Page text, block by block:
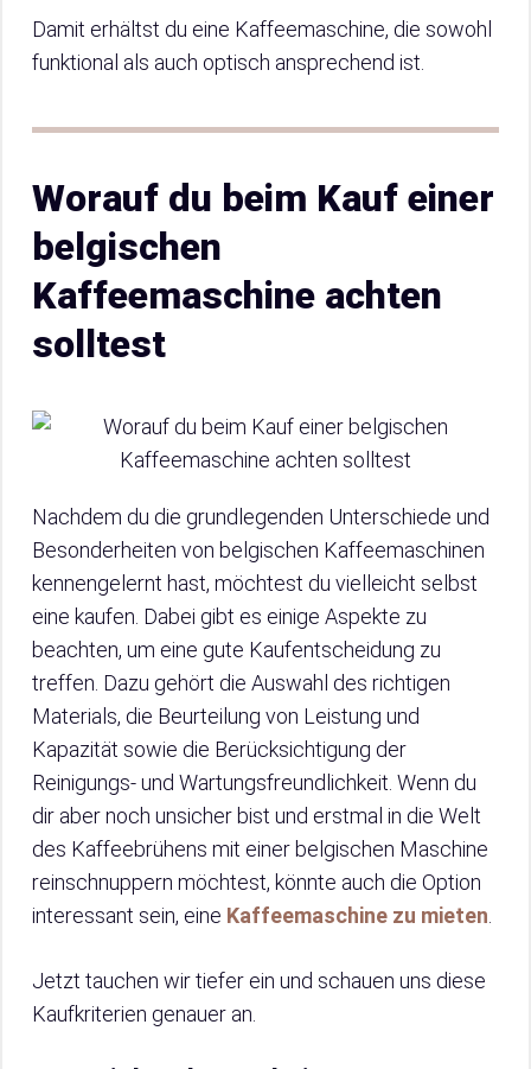
Damit erhältst du eine Kaffeemaschine, die sowohl
funktional als auch optisch ansprechend ist.
Worauf du beim Kauf einer
belgischen
Kaffeemaschine achten
solltest
Nachdem du die grundlegenden Unterschiede und
Besonderheiten von belgischen Kaffeemaschinen
kennengelernt hast, möchtest du vielleicht selbst
eine kaufen. Dabei gibt es einige Aspekte zu
beachten, um eine gute Kaufentscheidung zu
treffen. Dazu gehört die Auswahl des richtigen
Materials, die Beurteilung von Leistung und
Kapazität sowie die Berücksichtigung der
Reinigungs- und Wartungsfreundlichkeit. Wenn du
dir aber noch unsicher bist und erstmal in die Welt
des Kaffeebrühens mit einer belgischen Maschine
reinschnuppern möchtest, könnte auch die Option
interessant sein, eine Kaffeemaschine zu mieten
Jetzt tauchen wir tiefer ein und schauen uns diese
Kaufkriterien genauer an.